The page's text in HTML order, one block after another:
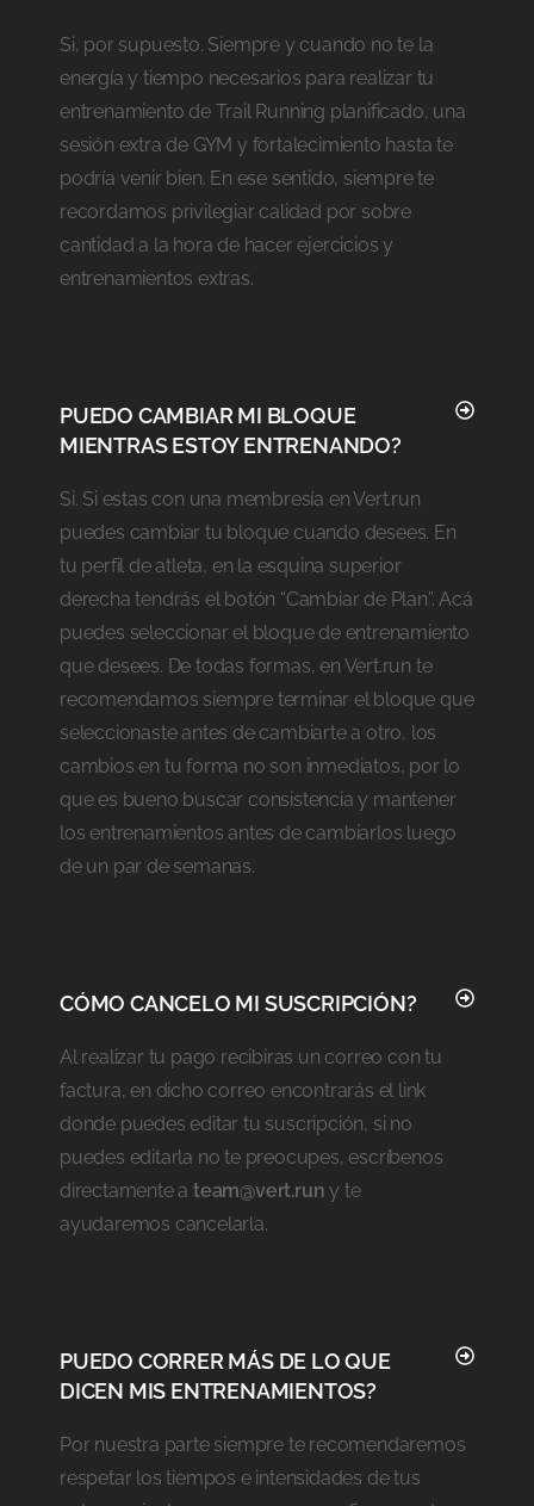
Si, por supuesto. Siempre y cuando no te la
energía y tiempo necesarios para realizar tu
entrenamiento de Trail Running planificado, una
sesión extra de GYM y fortalecimiento hasta te
podría venir bien. En ese sentido, siempre te
recordamos privilegiar calidad por sobre
cantidad a la hora de hacer ejercicios y
entrenamientos extras.
PUEDO CAMBIAR MI BLOQUE
MIENTRAS ESTOY ENTRENANDO?
Si. Si estas con una membresía en Vert.run
puedes cambiar tu bloque cuando desees. En
tu perfil de atleta, en la esquina superior
derecha tendrás el botón “Cambiar de Plan”. Acá
puedes seleccionar el bloque de entrenamiento
que desees. De todas formas, en Vert.run te
recomendamos siempre terminar el bloque que
seleccionaste antes de cambiarte a otro, los
cambios en tu forma no son inmediatos, por lo
que es bueno buscar consistencia y mantener
los entrenamientos antes de cambiarlos luego
de un par de semanas.
CÓMO CANCELO MI SUSCRIPCIÓN?
Al realizar tu pago recibiras un correo con tu
factura, en dicho correo encontrarás el link
donde puedes editar tu suscripción, si no
puedes editarla no te preocupes, escríbenos
directamente ateam@vert.run y te
ayudaremos cancelarla.
PUEDO CORRER MÁS DE LO QUE
DICEN MIS ENTRENAMIENTOS?
Por nuestra parte siempre te recomendaremos
respetar los tiempos e intensidades de tus